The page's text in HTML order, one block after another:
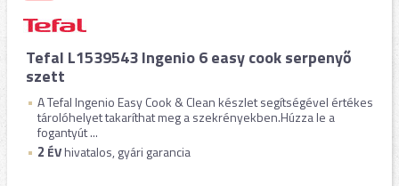
Tefal L1539543 Ingenio 6 easy cook serpenyő
szett
A Tefal Ingenio Easy Cook & Clean készlet segítségével értékes
tárolóhelyet takaríthat meg a szekrényekben.Húzza le a
fogantyút ...
2 ÉVhivatalos, gyári garancia